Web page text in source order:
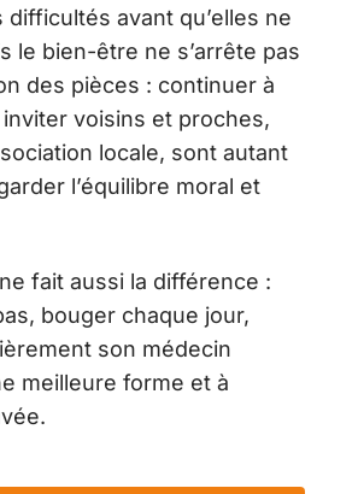
avant qu’elles ne
le bien-être ne s’arrête pas
des pièces : continuer à
voisins et proches,
locale, sont autant
l’équilibre moral et
fait aussi la différence :
bouger chaque jour,
son médecin
meilleure forme et à